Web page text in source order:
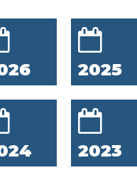
2025
2023